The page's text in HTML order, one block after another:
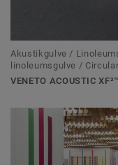
Akustikgulve /
linoleumsgulve /
VENETO ACOUSTIC